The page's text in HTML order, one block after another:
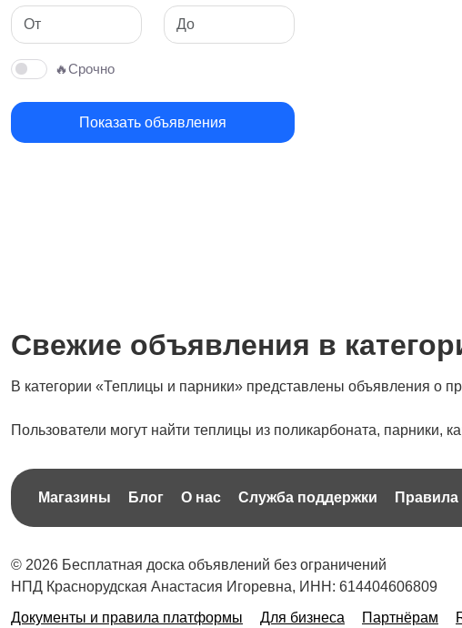
🔥Срочно
Показать объявления
Свежие объявления в
В категории «Теплицы и парники» представлены объявления о
Пользователи могут найти теплицы из поликарбоната, парники,
Магазины Блог О нас Служба поддержки Правила
© 2026 Бесплатная доска объявлений без ограничений
НПД Краснорудская Анастасия Игоревна, ИНН: 614404606809
Документы и правила платформы
Для бизнеса Партнёрам